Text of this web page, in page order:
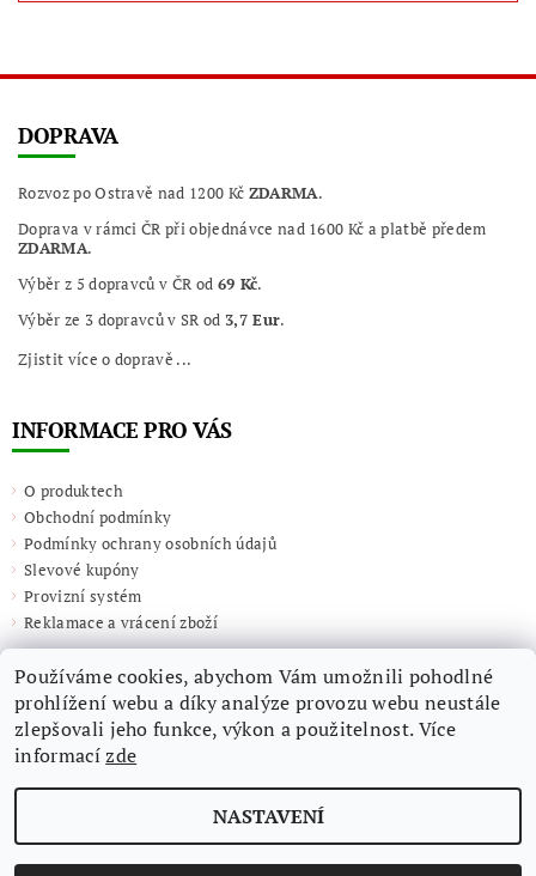
DOPRAVA
Rozvoz po Ostravě nad 1200 Kč ZDARMA.
Doprava v rámci ČR při objednávce nad 1600 Kč a platbě předem
ZDARMA.
Výběr z 5 dopravců v ČR od 69 Kč.
Výběr ze 3 dopravců v SR od 3,7 Eur.
Zjistit více o dopravě ...
INFORMACE PRO VÁS
O produktech
Obchodní podmínky
Podmínky ochrany osobních údajů
Slevové kupóny
Provizní systém
Reklamace a vrácení zboží
Používáme cookies, abychom Vám umožnili pohodlné
prohlížení webu a díky analýze provozu webu neustále
zlepšovali jeho funkce, výkon a použitelnost. Více
informacízde
NASTAVENÍ